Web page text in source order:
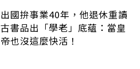
出國拚事業40年，他退休重讀
古書品出「學老」底蘊：當皇
帝也沒這麼快活！